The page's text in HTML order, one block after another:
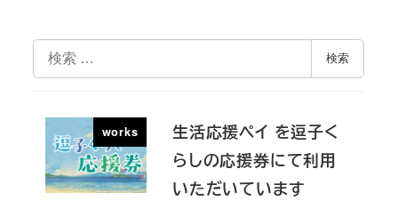
検
索
検索
works
生活応援ペイ を逗子く
らしの応援券にて利用
いただいています